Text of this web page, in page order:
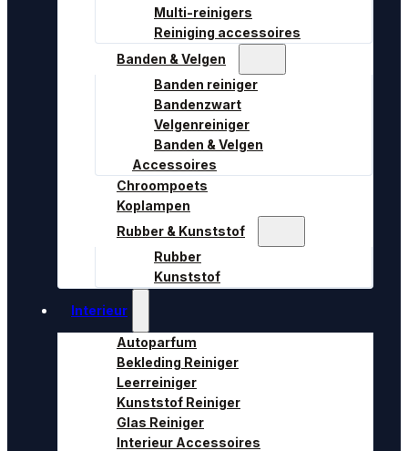
Multi-reinigers
Reiniging accessoires
Banden & Velgen
Banden reiniger
Bandenzwart
Velgenreiniger
Banden & Velgen
Accessoires
Chroompoets
Koplampen
Rubber & Kunststof
Rubber
Kunststof
Interieur
Autoparfum
Bekleding Reiniger
Leerreiniger
Kunststof Reiniger
Glas Reiniger
Interieur Accessoires